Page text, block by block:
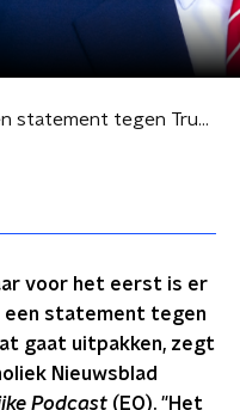
Is de nieuwe paus een statement tegen Trump?
voor het eerst is er
een statement tegen
gaat uitpakken, zegt
Nieuwsblad
Podcast (EO). "Het